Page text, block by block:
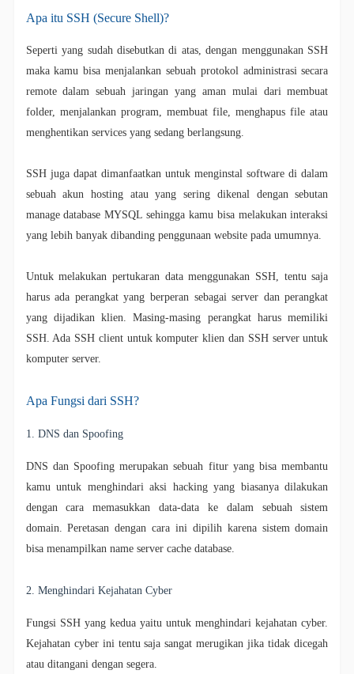
Apa itu SSH (Secure Shell)?
Seperti yang sudah disebutkan di atas, dengan menggunakan SSH
maka kamu bisa menjalankan sebuah protokol administrasi secara
remote dalam sebuah jaringan yang aman mulai dari membuat
folder, menjalankan program, membuat file, menghapus file atau
menghentikan services yang sedang berlangsung.
SSH juga dapat dimanfaatkan untuk menginstal software di dalam
sebuah akun hosting atau yang sering dikenal dengan sebutan
manage database MYSQL sehingga kamu bisa melakukan interaksi
yang lebih banyak dibanding penggunaan website pada umumnya.
Untuk melakukan pertukaran data menggunakan SSH, tentu saja
harus ada perangkat yang berperan sebagai server dan perangkat
yang dijadikan klien. Masing-masing perangkat harus memiliki
SSH. Ada SSH client untuk komputer klien dan SSH server untuk
komputer server.
Apa Fungsi dari SSH?
1. DNS dan Spoofing
DNS dan Spoofing merupakan sebuah fitur yang bisa membantu
kamu untuk menghindari aksi hacking yang biasanya dilakukan
dengan cara memasukkan data-data ke dalam sebuah sistem
domain. Peretasan dengan cara ini dipilih karena sistem domain
bisa menampilkan name server cache database.
2. Menghindari Kejahatan Cyber
Fungsi SSH yang kedua yaitu untuk menghindari kejahatan cyber.
Kejahatan cyber ini tentu saja sangat merugikan jika tidak dicegah
atau ditangani dengan segera.